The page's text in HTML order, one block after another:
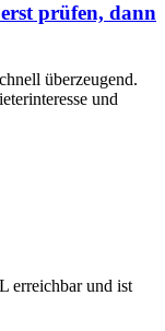
prüfen, dann
überzeugend.
und
erreichbar und ist